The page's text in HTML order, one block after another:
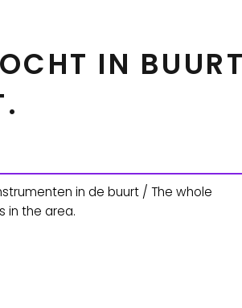
IN
in de buurt / The whole
in the area.